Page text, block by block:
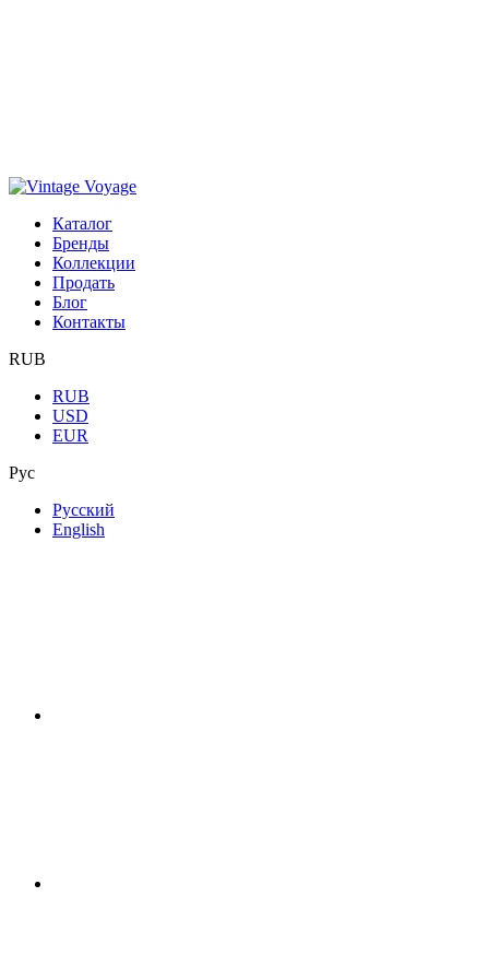
Каталог
Бренды
Коллекции
Продать
Блог
Контакты
RUB
RUB
USD
EUR
Рус
Русский
English